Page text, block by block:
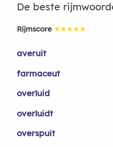
De beste
Rijmscore ★★★★★
averuit
farmaceut
overluid
overluidt
overspuit